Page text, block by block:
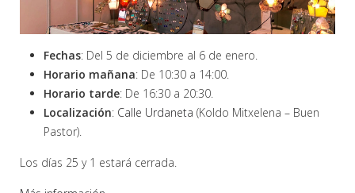
Fechas: Del 5 de diciembre al 6 de enero.
Horario mañana: De 10:30 a 14:00.
Horario tarde: De 16:30 a 20:30.
Localización: Calle Urdaneta (Koldo Mitxelena – Buen
Pastor).
Los días 25 y 1 estará cerrada.